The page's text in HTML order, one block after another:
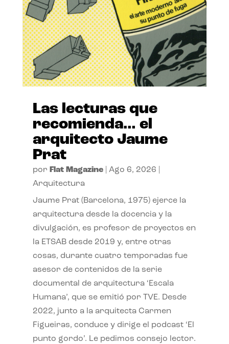
Las lecturas que
recomienda… el
arquitecto Jaume
Prat
por Flat Magazine| Ago 6, 2026
Arquitectura
Jaume Prat (Barcelona, 1975) ejerce la
arquitectura desde la docencia y la
divulgación, es profesor de proyectos en
la ETSAB desde 2019 y, entre otras
cosas, durante cuatro temporadas fue
asesor de contenidos de la serie
documental de arquitectura ‘Escala
Humana’, que se emitió por TVE. Desde
2022, junto a la arquitecta Carmen
Figueiras, conduce y dirige el podcast ‘El
punto gordo’. Le pedimos consejo lector.